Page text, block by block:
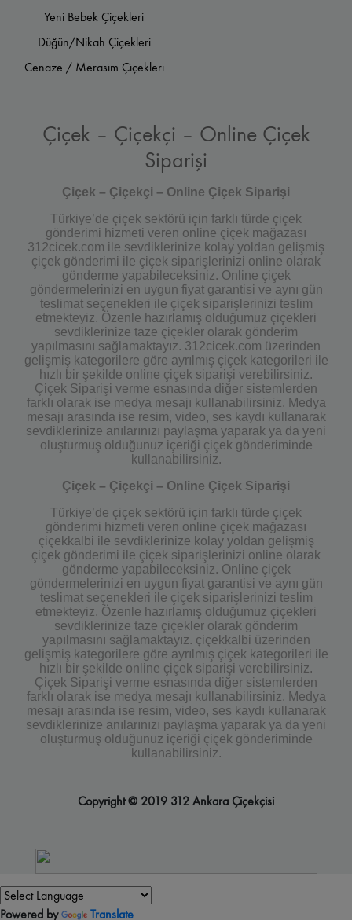
Yeni Bebek Çiçekleri
Düğün/Nikah Çiçekleri
Cenaze / Merasim Çiçekleri
Çiçek – Çiçekçi – Online Çiçek
Siparişi
Çiçek – Çiçekçi – Online Çiçek Siparişi
Türkiye’de çiçek sektörü için farklı türde çiçek
gönderimi hizmeti veren online çiçek mağazası
312cicek.com ile sevdiklerinize kolay yoldan gelişmiş
çiçek gönderimi ile çiçek siparişlerinizi online olarak
gönderme yapabileceksiniz. Online çiçek
göndermelerinizi en uygun fiyat garantisi ve aynı gün
teslimat seçenekleri ile çiçek siparişlerinizi teslim
etmekteyiz. Özenle hazırlamış olduğumuz çiçekleri
sevdiklerinize taze çiçekler olarak gönderim
yapılmasını sağlamaktayız. 312cicek.com üzerinden
gelişmiş kategorilere göre ayrılmış çiçek kategorileri ile
hızlı bir şekilde online çiçek siparişi verebilirsiniz.
Çiçek Siparişi verme esnasında diğer sistemlerden
farklı olarak ise medya mesajı kullanabilirsiniz. Medya
mesajı arasında ise resim, video, ses kaydı kullanarak
sevdiklerinize anılarınızı paylaşma yaparak ya da yeni
oluşturmuş olduğunuz içeriği çiçek gönderiminde
kullanabilirsiniz.
Çiçek – Çiçekçi – Online Çiçek Siparişi
Türkiye’de çiçek sektörü için farklı türde çiçek
gönderimi hizmeti veren online çiçek mağazası
çiçekkalbi ile sevdiklerinize kolay yoldan gelişmiş
çiçek gönderimi ile çiçek siparişlerinizi online olarak
gönderme yapabileceksiniz. Online çiçek
göndermelerinizi en uygun fiyat garantisi ve aynı gün
teslimat seçenekleri ile çiçek siparişlerinizi teslim
etmekteyiz. Özenle hazırlamış olduğumuz çiçekleri
sevdiklerinize taze çiçekler olarak gönderim
yapılmasını sağlamaktayız. çiçekkalbi üzerinden
gelişmiş kategorilere göre ayrılmış çiçek kategorileri ile
hızlı bir şekilde online çiçek siparişi verebilirsiniz.
Çiçek Siparişi verme esnasında diğer sistemlerden
farklı olarak ise medya mesajı kullanabilirsiniz. Medya
mesajı arasında ise resim, video, ses kaydı kullanarak
sevdiklerinize anılarınızı paylaşma yaparak ya da yeni
oluşturmuş olduğunuz içeriği çiçek gönderiminde
kullanabilirsiniz.
Copyright © 2019 312 Ankara Çiçekçisi
Powered by Translate